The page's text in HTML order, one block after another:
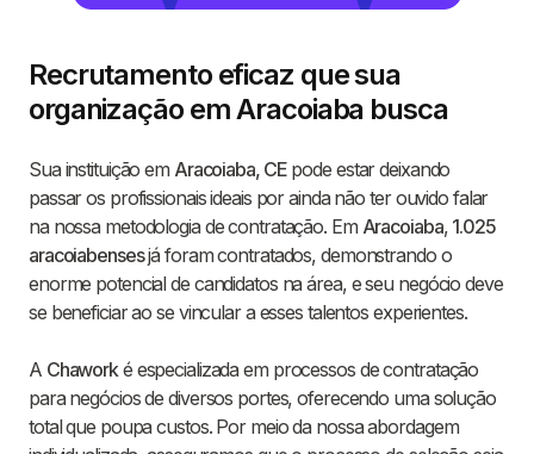
Recrutamento eficaz que sua
organização em Aracoiaba busca
Sua instituição em Aracoiaba, CEpode estar deixando
passar os profissionais ideais por ainda não ter ouvido falar
na nossa metodologia de contratação. Em Aracoiaba, 1.025
aracoiabensesjá foram contratados, demonstrando o
enorme potencial de candidatos na área, e seu negócio deve
se beneficiar ao se vincular a esses talentos experientes.
A Chaworké especializada em processos de contratação
para negócios de diversos portes, oferecendo uma solução
total que poupa custos. Por meio da nossa abordagem